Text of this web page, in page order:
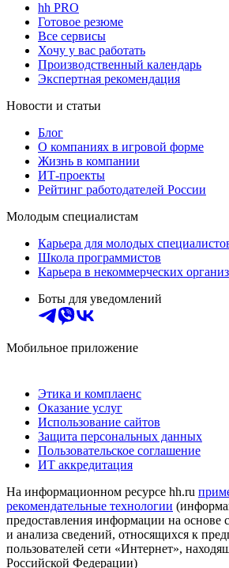
hh PRO
Готовое резюме
Все сервисы
Хочу у вас работать
Производственный календарь
Экспертная рекомендация
Новости и статьи
Блог
О компаниях в игровой форме
Жизнь в компании
ИТ-проекты
Рейтинг работодателей России
Молодым специалистам
Карьера для молодых
Школа программистов
Карьера в некоммерческих
Боты для уведомлений
Мобильное приложение
Этика и комплаенс
Оказание услуг
Использование сайтов
Защита персональных данных
Пользовательское соглашение
ИТ аккредитация
На информационном ресурсе hh.ru
рекомендательные технологии
предоставления информации на основе
и анализа сведений, относящихся к
пользователей сети «Интернет»,
Российской Федерации)